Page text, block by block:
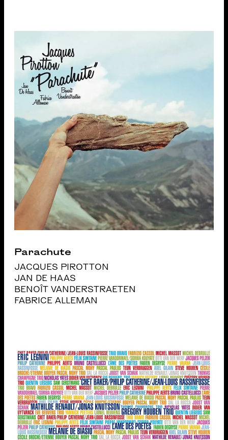
Parachute
JACQUES PIROTTON
JAN DE HAAS
BENOÎT VANDERSTRAETEN
FABRICE ALLEMAN